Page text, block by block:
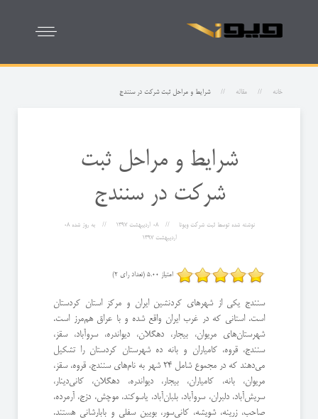
خانه مقاله شرایط و مراحل ثبت شرکت در سنندج
شرایط و مراحل ثبت
شرکت در سنندج
نوشته شده توسطثبت شرکت ویونا 08 ارديبهشت 1397 به روز شده08
ارديبهشت 1397
امتیاز 5.00 (تعداد رای 2)
سنندج یکی از شهرهای کردنشین ایران و مرکز استان کردستان
است. استانی که در غرب ایران واقع شده و با عراق هم‌مرز است.
شهرستان‌های مریوان، بیجار، دهگلان، دیواندره، سروآباد، سقز،
سنندج، قروه، کامیاران و بانه ده شهرستان کردستان را تشکیل
می‌دهند که در مجموع شامل 24 شهر به نام‌های سنندج، قروه، سقز،
مریوان، بانه، کامیاران، بیجار، دیواندره، دهگلان، کانی‌دینار،
سریش‌آباد، دلبران، سروآباد، بلبان‌آباد، یاسوکند، موچش، دزج، آرمرده،
صاحب، زرینه، شویشه، کانی‌سور، بویین سفلی و بابارشانی هستند.